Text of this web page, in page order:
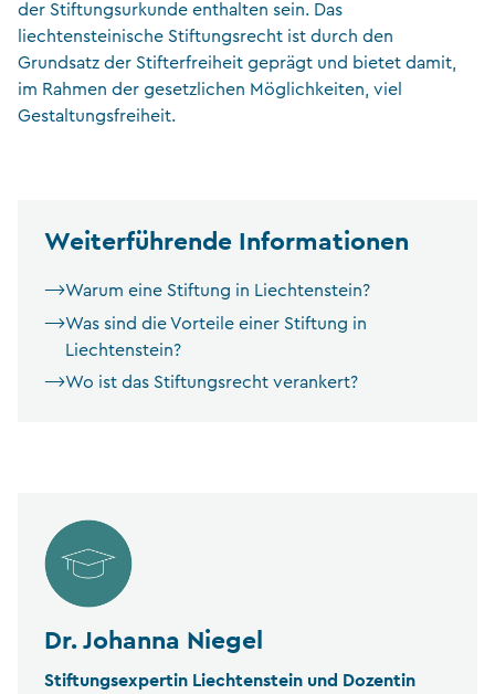
der Stiftungsurkunde enthalten sein. Das
liechtensteinische Stiftungsrecht ist durch den
Grundsatz der Stifterfreiheit geprägt und bietet damit,
im Rahmen der gesetzlichen Möglichkeiten, viel
Gestaltungsfreiheit.
Weiterführende Informationen
Warum eine Stiftung in Liechtenstein?
Was sind die Vorteile einer Stiftung in
Liechtenstein?
Wo ist das Stiftungsrecht verankert?
Dr. Johanna Niegel
Stiftungsexpertin Liechtenstein und Dozentin